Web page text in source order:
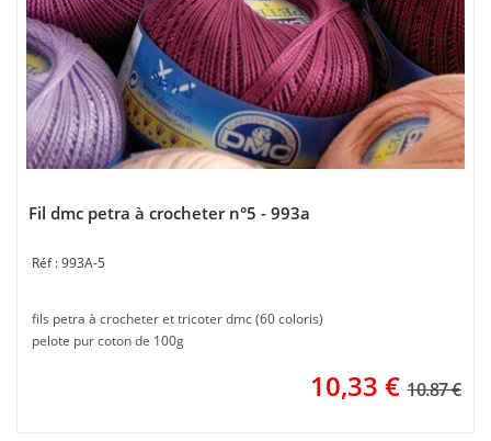
Fil dmc petra à crocheter n°5 - 993a
993A-5
fils petra à crocheter et tricoter dmc (60 coloris)
pelote pur coton de 100g
10,33 € 10.87 €